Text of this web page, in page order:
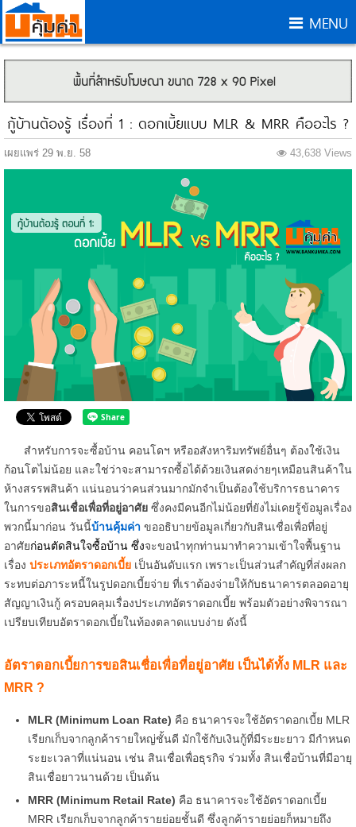
MENU
กู้บ้านต้องรู้ เรื่องที่ 1 : ดอกเบี้ยแบบ MLR & MRR คืออะไร ?
43,638 Views
เผยแพร่ 29 พ.ย. 58
สำหรับการจะซื้อบ้าน คอนโดฯ หรืออสังหาริมทรัพย์อื่นๆ ต้องใช้เงิน
ก้อนโตไม่น้อย และใช่ว่าจะสามารถซื้อได้ด้วยเงินสดง่ายๆเหมือนสินค้าใน
ห้างสรรพสินค้า แน่นอนว่าคนส่วนมากมักจำเป็นต้องใช้บริการธนาคาร
ในการขอสินเชื่อเพื่อที่อยู่อาศัย ซึ่งคงมีคนอีกไม่น้อยที่ยังไม่เคยรู้ข้อมูลเรื่อง
พวกนี้มาก่อน วันนี้บ้านคุ้มค่า ขออธิบายข้อมูลเกี่ยวกับสินเชื่อเพื่อที่อยู่
อาศัยก่อนตัดสินใจซื้อบ้าน ซึ่งจะขอนำทุกท่านมาทำความเข้าใจพื้นฐาน
เรื่อง ประเภทอัตราดอกเบี้ย เป็นอันดับแรก เพราะเป็นส่วนสำคัญที่ส่งผลก
ระทบต่อภาระหนี้ในรูปดอกเบี้ยจ่าย ที่เราต้องจ่ายให้กับธนาคารตลอดอายุ
สัญญาเงินกู้ ครอบคลุมเรื่องประเภทอัตราดอกเบี้ย พร้อมตัวอย่างพิจารณา
เปรียบเทียบอัตราดอกเบี้ยในท้องตลาดแบบง่าย ดังนี้
อัตราดอกเบี้ยการขอสินเชื่อเพื่อที่อยู่อาศัย เป็นได้ทั้ง MLR และ
MRR ?
MLR (Minimum Loan Rate) คือ ธนาคารจะใช้อัตราดอกเบี้ย MLR
เรียกเก็บจากลูกค้ารายใหญ่ชั้นดี มักใช้กับเงินกู้ที่มีระยะยาว มีกำหนด
ระยะเวลาที่แน่นอน เช่น สินเชื่อเพื่อธุรกิจ ร่วมทั้ง สินเชื่อบ้านที่มีอายุ
สินเชื่อยาวนานด้วย เป็นต้น
MRR (Minimum Retail Rate) คือ ธนาคารจะใช้อัตราดอกเบี้ย
MRR เรียกเก็บจากลูกค้ารายย่อยชั้นดี ซึ่งลูกค้ารายย่อยก็หมายถึง